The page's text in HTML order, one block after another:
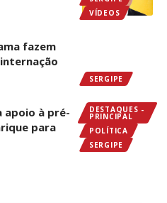
VÍDEOS
SERGIPE
fazem
DESTAQUES -
PRINCIPAL
POLÍTICA
SERGIPE
apoio à pré-
para